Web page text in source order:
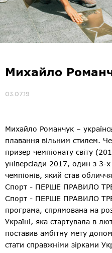
Михайло
03.07.19
Михайло Романчук –
плавання вільним стилем.
призер чемпіонату світу
універсіади 2017, один з 3-
чемпіонів, який став
Спорт - ПЕРШЕ ПРАВИЛО
Спорт - ПЕРШЕ ПРАВИЛО
програма, спрямована на
Україні, яка стартувала в
поставив амбітну мету
стати справжніми зірками